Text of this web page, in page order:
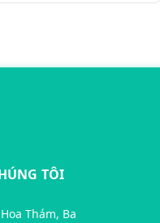
TÔI
Thám, Ba